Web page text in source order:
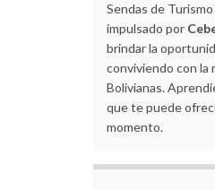
Sendas de
impulsado por
brindar la
conviviendo con la
Bolivianas.
que te puede
momento.